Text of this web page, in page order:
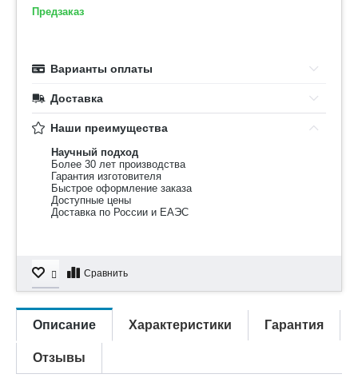
Предзаказ
Варианты оплаты
Доставка
Наши преимущества
Научный подход
Более 30 лет производства
Гарантия изготовителя
Быстрое оформление заказа
Доступные цены
Доставка по России и ЕАЭС
Сравнить
Описание Характеристики Гарантия
Отзывы